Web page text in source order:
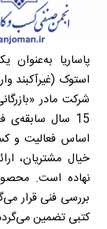
پاساریا به‌عنوان
شرکت مادر
15 سال سابقه‌ی
اساس فعالیت و
خیال مشتریان،
نهاده است.
بررسی فنی قرار
کتبی تضمین